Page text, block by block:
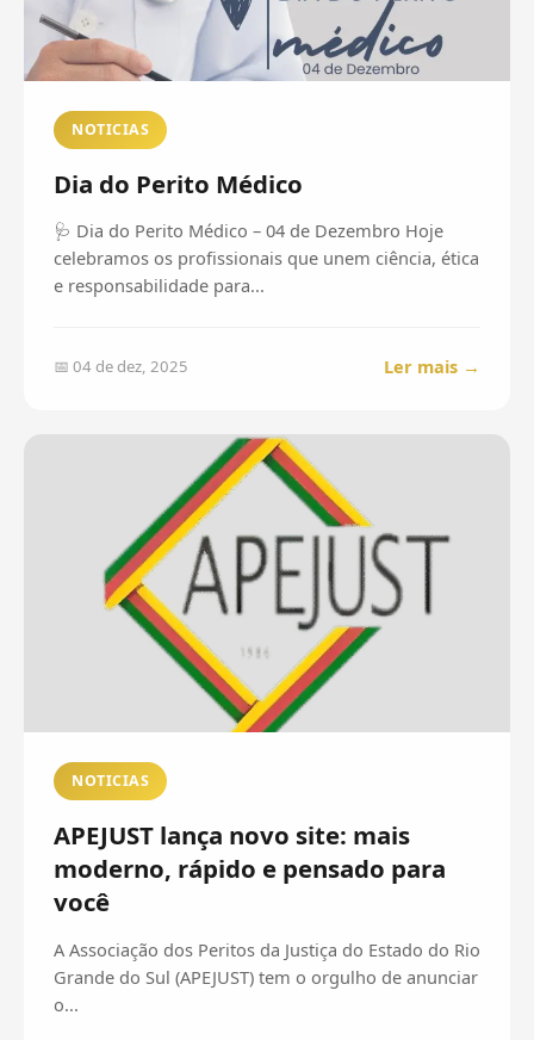
NOTICIAS
Dia do Perito Médico
🩺 Dia do Perito Médico – 04 de Dezembro Hoje
celebramos os profissionais que unem ciência, ética
e responsabilidade para...
📅 04 de dez, 2025 Ler mais →
NOTICIAS
APEJUST lança novo site: mais
moderno, rápido e pensado para
você
A Associação dos Peritos da Justiça do Estado do Rio
Grande do Sul (APEJUST) tem o orgulho de anunciar
o...